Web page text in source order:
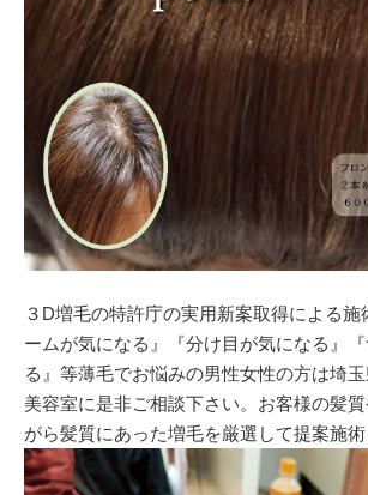
３D増毛の特許庁の実用新案取得による施
ームが気になる』『分け目が気になる』
る』等薄毛でお悩みの男性女性の方は埼
美容室に是非ご相談下さい。お客様の髪
がら髪質にあった増毛を厳選して提案施